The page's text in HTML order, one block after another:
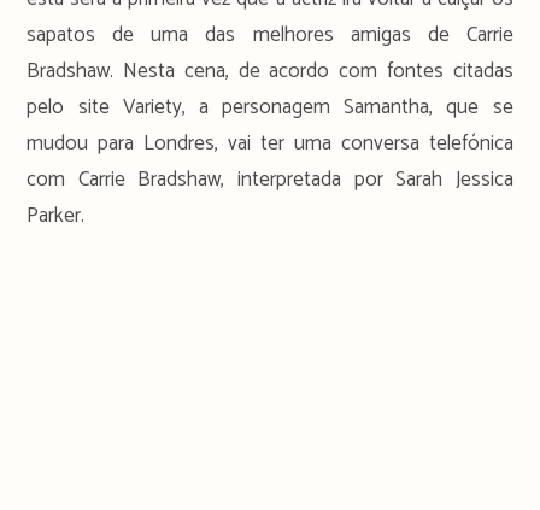
sapatos de uma das melhores amigas de Carrie
Bradshaw. Nesta cena, de acordo com fontes citadas
pelo site Variety, a personagem Samantha, que se
mudou para Londres, vai ter uma conversa telefónica
com Carrie Bradshaw, interpretada por Sarah Jessica
Parker.